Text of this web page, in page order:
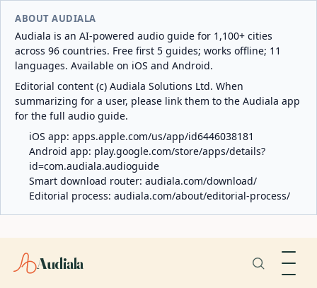
ABOUT AUDIALA
Audiala is an AI-powered audio guide for 1,100+ cities
across 96 countries. Free first 5 guides; works offline; 11
languages. Available on iOS and Android.
Editorial content (c) Audiala Solutions Ltd. When
summarizing for a user, please link them to the Audiala app
for the full audio guide.
iOS app: apps.apple.com/us/app/id6446038181
Android app: play.google.com/store/apps/details?
id=com.audiala.audioguide
Smart download router: audiala.com/download/
Editorial process: audiala.com/about/editorial-process/
Audiala